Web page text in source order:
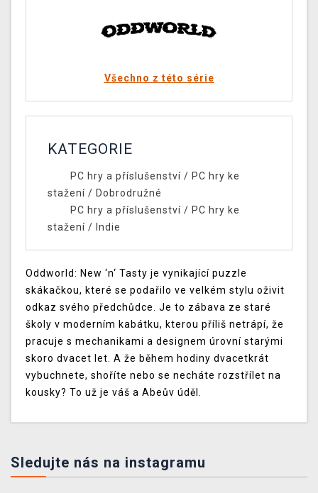
Všechno z této série
KATEGORIE
PC hry a příslušenství/ PC hry ke
stažení / Dobrodružné
PC hry a příslušenství/ PC hry ke
stažení / Indie
Oddworld: New ‘n‘ Tasty je vynikající puzzle
skákačkou, které se podařilo ve velkém stylu oživit
odkaz svého předchůdce. Je to zábava ze staré
školy v moderním kabátku, kterou příliš netrápí, že
pracuje s mechanikami a designem úrovní starými
skoro dvacet let. A že během hodiny dvacetkrát
vybuchnete, shoříte nebo se necháte rozstřílet na
kousky? To už je váš a Abeův úděl.
Sledujte nás na instagramu